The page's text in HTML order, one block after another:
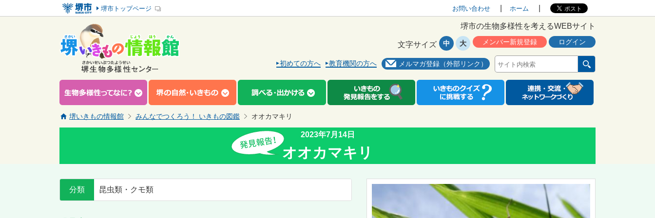
堺市トップページ お問い合わせ ホーム
堺市の生物多様性を考えるWEBサイト
初めての方へ 教育機関の方へ メルマガ登録（外部リンク）
メンバー新規登録 ログイン
文字サイズ 中 大
堺いきもの情報館 みんなでつくろう！ いきもの図鑑 オオカマキリ
2023年7月14日
オオカマキリ
分類 昆虫類・クモ類